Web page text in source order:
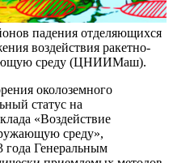
падения отделяющихся
воздействия ракетно-
среду (ЦНИИМаш).
околоземного
статус на
«Воздействие
среду»,
года Генеральным